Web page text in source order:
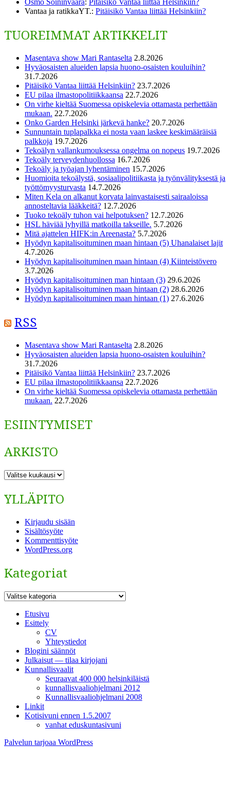
Osmo Soininvaara: Pitäisikö Vantaa liittää Helsinkiin?
Vantaa ja ratikkaYT.: Pitäisikö Vantaa liittää Helsinkiin?
TUOREIMMAT ARTIKKELIT
Masentava show Mari Rantaselta 2.8.2026
Hyväosaisten alueiden lapsia huono-osaisten kouluihin?
31.7.2026
Pitäisikö Vantaa liittää Helsinkiin? 23.7.2026
EU pilaa ilmastopolitiikkaansa 22.7.2026
On virhe kieltää Suomessa opiskelevia ottamasta perhettään
mukaan. 22.7.2026
Onko Garden Helsinki järkevä hanke? 20.7.2026
Sunnuntain tuplapalkka ei nosta vaan laskee keskimääräisiä
palkkoja 19.7.2026
Tekoälyn vallankumouksessa ongelma on nopeus 19.7.2026
Tekoäly terveydenhuollossa 16.7.2026
Tekoäly ja työajan lyhentäminen 15.7.2026
Huomioita tekoälystä, sosiaalipolitiikasta ja työnvälityksestä ja
työttömyysturvasta 14.7.2026
Miten Kela on alkanut korvata lainvastaisesti sairaaloissa
annosteltavia lääkkeitä? 12.7.2026
Tuoko tekoäly tuhon vai helpotuksen? 12.7.2026
HSL häviää lyhyillä matkoilla takseille. 5.7.2026
Mitä ajattelen HIFK:in Areenasta? 5.7.2026
Hyödyn kapitalisoituminen maan hintaan (5) Uhanalaiset lajit
4.7.2026
Hyödyn kapitalisoituminen maan hintaan (4) Kiinteistövero
3.7.2026
Hyödyn kapitalisoituminen man hintaan (3) 29.6.2026
Hyödyn kapitalisoituminen maan hintaan (2) 28.6.2026
Hyödyn kapitalisoituminen maan hintaan (1) 27.6.2026
RSS
Masentava show Mari Rantaselta 2.8.2026
Hyväosaisten alueiden lapsia huono-osaisten kouluihin?
31.7.2026
Pitäisikö Vantaa liittää Helsinkiin? 23.7.2026
EU pilaa ilmastopolitiikkaansa 22.7.2026
On virhe kieltää Suomessa opiskelevia ottamasta perhettään
mukaan. 22.7.2026
ESIINTYMISET
ARKISTO
ARKISTO
YLLÄPITO
Kirjaudu sisään
Sisältösyöte
Kommenttisyöte
WordPress.org
Kategoriat
Kategoriat
Etusivu
Esittely
CV
Yhteystiedot
Blogini säännöt
Julkaisut — tilaa kirjojani
Kunnallisvaalit
Seuraavat 400 000 helsinkiläistä
kunnallisvaaliohjelmani 2012
Kunnallisvaaliohjelmani 2008
Linkit
Kotisivuni ennen 1.5.2007
vanhat eduskuntasivuni
Palvelun tarjoaa WordPress